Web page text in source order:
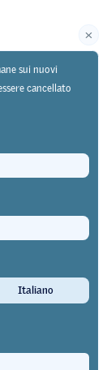
carriera
indipendente lo
sui nuovi
cancellato
Italiano